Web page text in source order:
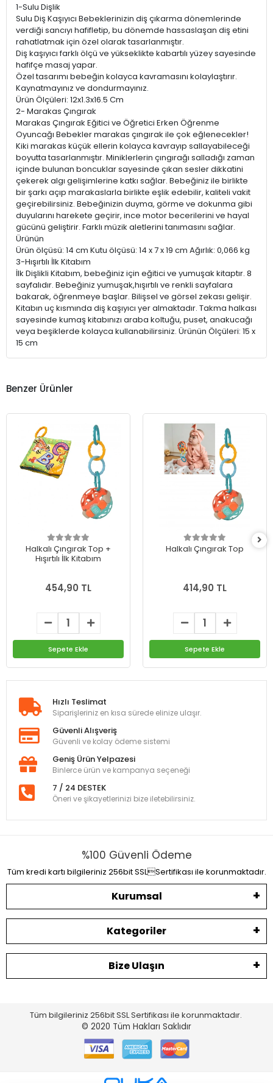
1-Sulu Dişlik
Sulu Diş Kaşıyıcı Bebeklerinizin diş çıkarma dönemlerinde
verdiği sancıyı hafifletip, bu dönemde hassaslaşan diş etini
rahatlatmak için özel olarak tasarlanmıştır.
Diş kaşıyıcı farklı ölçü ve yükseklikte kabartılı yüzey sayesinde
hafifçe masaj yapar.
Özel tasarımı bebeğin kolayca kavramasını kolaylaştırır.
Kaynatmayınız ve dondurmayınız.
Ürün Ölçüleri: 12x1.3x16.5 Cm
2- Marakas Çıngırak
Marakas Çıngırak Eğitici ve Öğretici Erken Öğrenme
Oyuncağı Bebekler marakas çıngırak ile çok eğlenecekler!
Kiki marakas küçük ellerin kolayca kavrayıp sallayabileceği
boyutta tasarlanmıştır. Miniklerlerin çıngırağı salladığı zaman
içinde bulunan boncuklar sayesinde çıkan sesler dikkatini
çekerek algı gelişimlerine katkı sağlar. Bebeğiniz ile birlikte
bir şarkı açıp marakaslarla birlikte eşlik edebilir, kaliteli vakit
geçirebilirsiniz. Bebeğinizin duyma, görme ve dokunma gibi
duyularını harekete geçirir, ince motor becerilerini ve hayal
gücünü geliştirir. Farklı müzik aletlerini tanımasını sağlar.
Ürünün
Ürün ölçüsü: 14 cm Kutu ölçüsü: 14 x 7 x 19 cm Ağırlık: 0,066 kg
3-Hışırtılı İlk Kitabım
İlk Dişlikli Kitabım, bebeğiniz için eğitici ve yumuşak kitaptır. 8
sayfalıdır. Bebeğiniz yumuşak,hışırtılı ve renkli sayfalara
bakarak, öğrenmeye başlar. Bilişsel ve görsel zekası gelişir.
Kitabın uç kısmında diş kaşıyıcı yer almaktadır. Takma halkası
sayesinde kumaş kitabınızı araba koltuğu, puset, anakucağı
veya beşiklerde kolayca kullanabilirsiniz. Ürünün Ölçüleri: 15 x
15 cm
Benzer Ürünler
Halkalı Çıngırak Top +
Hışırtılı İlk Kitabım
454,90 TL
Sepete Ekle
Halkalı Çıngırak Top
414,90 TL
Sepete Ekle
Hızlı Teslimat
Siparişleriniz en kısa sürede elinize ulaşır.
Güvenli Alışveriş
Güvenli ve kolay ödeme sistemi
Geniş Ürün Yelpazesi
Binlerce ürün ve kampanya seçeneği
7 / 24 DESTEK
Öneri ve şikayetlerinizi bize iletebilirsiniz.
%100 Güvenli Ödeme
Tüm kredi kartı bilgileriniz 256bit SSLSertifikası ile korunmaktadır.
Kurumsal
Kategoriler
Bize Ulaşın
Tüm bilgileriniz 256bit SSL Sertifikası ile korunmaktadır.
© 2020 Tüm Hakları Saklıdır